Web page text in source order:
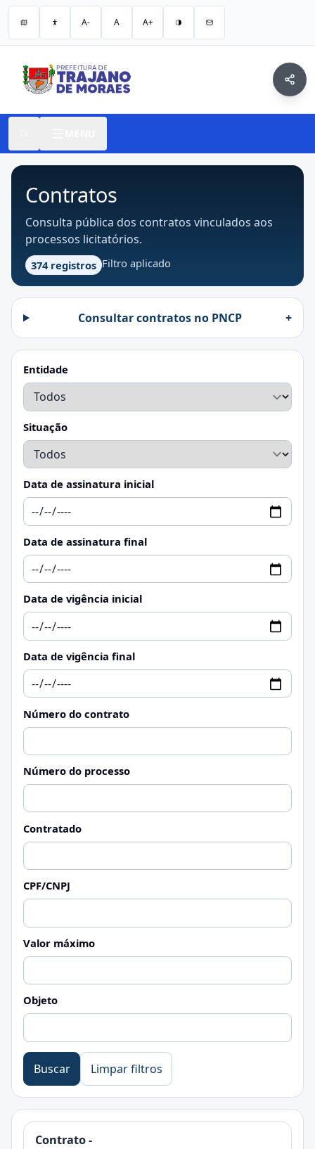
A- A A+
Contratos
Consulta pública dos contratos vinculados aos
processos licitatórios.
374 registros Filtro aplicado
Consultar contratos no PNCP +
Entidade
Situação
Data de assinatura inicial
Data de assinatura final
Data de vigência inicial
Data de vigência final
Número do contrato
Número do processo
Contratado
CPF/CNPJ
Valor máximo
Objeto
Buscar Limpar filtros
Contrato -